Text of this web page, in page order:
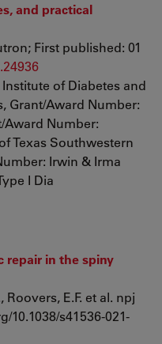
and practical
First published: 01
of Diabetes and
Grant/Award Number:
Award Number:
Texas Southwestern
Irwin & Irma
I Dia
repair in the spiny
E.F. et al. npj
10.1038/s41536-021-